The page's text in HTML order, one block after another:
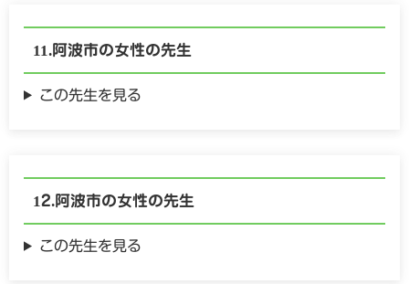
阿波市の女性の先生
この先生を見る
阿波市の女性の先生
この先生を見る